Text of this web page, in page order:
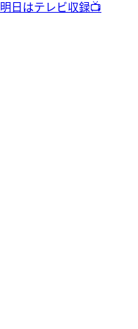
明日はテレビ収録📺